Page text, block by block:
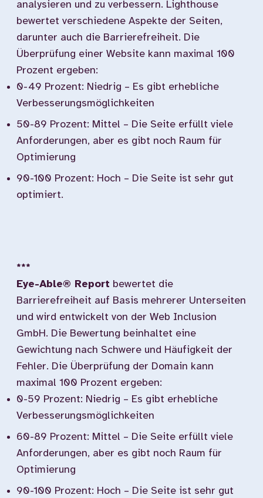
analysieren und zu verbessern. Lighthouse
bewertet verschiedene Aspekte der Seiten,
darunter auch die Barrierefreiheit. Die
Überprüfung einer Website kann maximal 100
Prozent ergeben:
0-49 Prozent: Niedrig – Es gibt erhebliche
Verbesserungsmöglichkeiten
50-89 Prozent: Mittel – Die Seite erfüllt viele
Anforderungen, aber es gibt noch Raum für
Optimierung
90-100 Prozent: Hoch – Die Seite ist sehr gut
optimiert.
***
Eye-Able® Report bewertet die
Barrierefreiheit auf Basis mehrerer Unterseiten
und wird entwickelt von der Web Inclusion
GmbH. Die Bewertung beinhaltet eine
Gewichtung nach Schwere und Häufigkeit der
Fehler. Die Überprüfung der Domain kann
maximal 100 Prozent ergeben:
0-59 Prozent: Niedrig – Es gibt erhebliche
Verbesserungsmöglichkeiten
60-89 Prozent: Mittel – Die Seite erfüllt viele
Anforderungen, aber es gibt noch Raum für
Optimierung
90-100 Prozent: Hoch – Die Seite ist sehr gut